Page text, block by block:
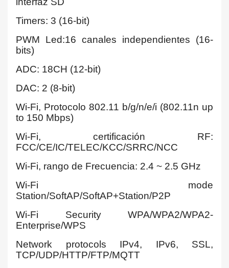
Timers: 3 (16-bit)
PWM Led:16 canales independientes (16-
bits)
ADC: 18CH (12-bit)
DAC: 2 (8-bit)
Wi-Fi, Protocolo 802.11 b/g/n/e/i (802.11n up
to 150 Mbps)
Wi-Fi, certificación RF:
FCC/CE/IC/TELEC/KCC/SRRC/NCC
Wi-Fi, rango de Frecuencia: 2.4 ~ 2.5 GHz
Wi-Fi mode
Station/SoftAP/SoftAP+Station/P2P
Wi-Fi Security WPA/WPA2/WPA2-
Enterprise/WPS
Network protocols IPv4, IPv6, SSL,
TCP/UDP/HTTP/FTP/MQTT